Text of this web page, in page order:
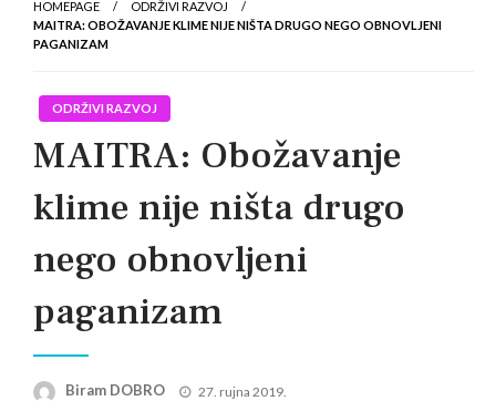
HOMEPAGE
ODRŽIVI RAZVOJ
MAITRA: OBOŽAVANJE KLIME NIJE NIŠTA DRUGO NEGO OBNOVLJENI
PAGANIZAM
ODRŽIVI RAZVOJ
MAITRA: Obožavanje
klime nije ništa drugo
nego obnovljeni
paganizam
Biram DOBRO
Posted
27. rujna 2019.